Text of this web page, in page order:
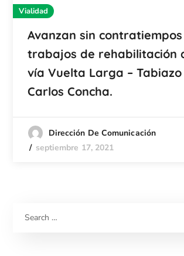
Vialidad
Avanzan sin contratiempos
trabajos de rehabilitación
vía Vuelta Larga – Tabiazo
Carlos Concha.
Dirección De Comunicación
septiembre 17, 2021